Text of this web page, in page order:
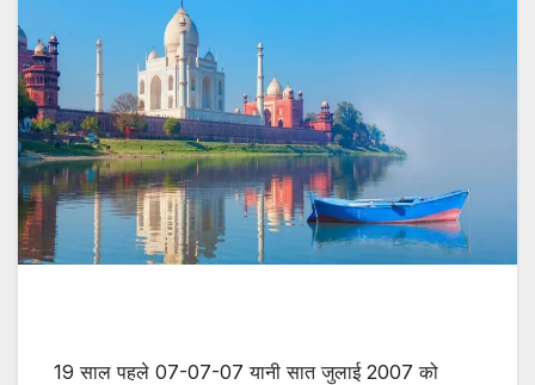
19 साल पहले 07-07-07 यानी सात जुलाई 2007 को